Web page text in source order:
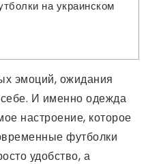
на украинском
эмоций, ожидания
И именно одежда
настроение, которое
футболки
удобство, а